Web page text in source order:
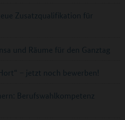
Zusatzqualifikation für
und Räume für den Ganztag
– jetzt noch bewerben!
Berufswahlkompetenz